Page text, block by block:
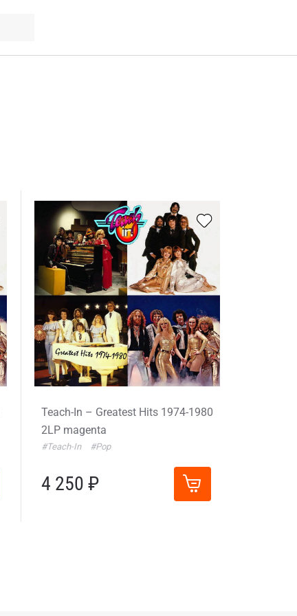
Teach-In – Greatest Hits 1974-1980
2LP magenta
#Teach-In #Pop
4 250 ₽